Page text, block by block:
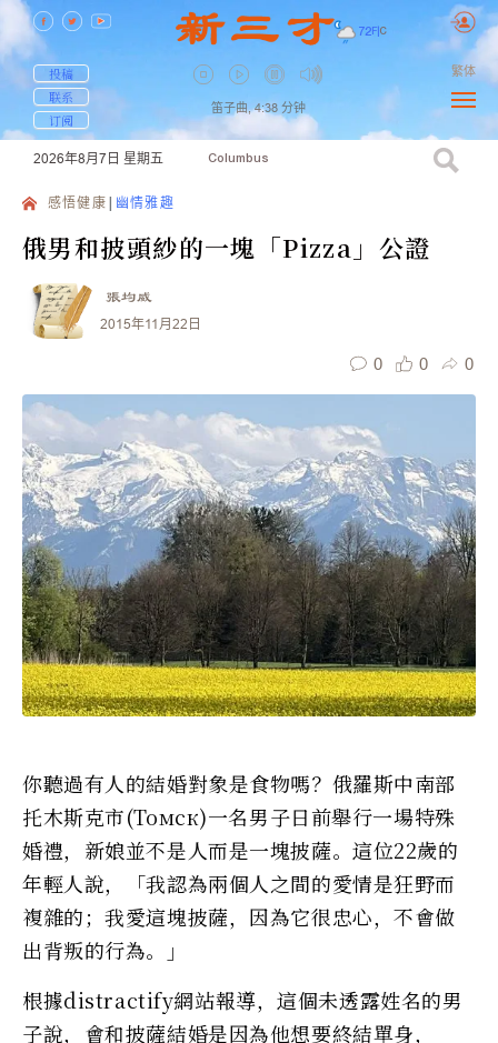
72F| C
投稿
联系
订阅
笛子曲, 4:38 分钟
繁体
2026年8月7日 星期五 Columbus
感悟健康 幽情雅趣
俄男和披頭紗的一塊「Pizza」公證
張均威
2015年11月22日
0 0 0
你聽過有人的結婚對象是食物嗎？俄羅斯中南部
托木斯克市(Томск)一名男子日前舉行一場特殊
婚禮，新娘並不是人而是一塊披薩。這位22歲的
年輕人說，「我認為兩個人之間的愛情是狂野而
複雜的；我愛這塊披薩，因為它很忠心，不會做
出背叛的行為。」
根據distractify網站報導，這個未透露姓名的男
子說，會和披薩結婚是因為他想要終結單身，